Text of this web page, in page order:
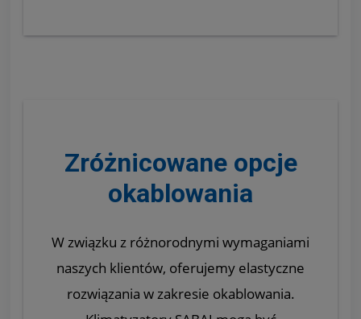
Zróżnicowane opcje
okablowania
W związku z różnorodnymi wymaganiami
naszych klientów, oferujemy elastyczne
rozwiązania w zakresie okablowania.